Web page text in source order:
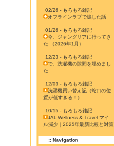
02/26 - もろもろ雑記
オフラインラブで涙した話
01/26 - もろもろ雑記
今、ジャングリアに行ってき
た （2026年1月）
12/23 - もろもろ雑記
で、洗濯機の隙間を埋めまし
た
12/03 - もろもろ雑記
洗濯機買い替え記（蛇口の位
置が低すぎる！）
10/15 - もろもろ雑記
JAL Wellness & Travel マイ
ル減少｜2025年最新比較と対策
:: Navigation